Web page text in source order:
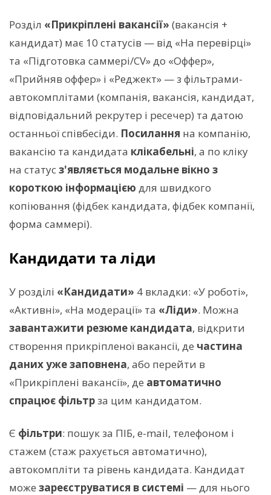
Розділ «Прикріплені вакансії» (вакансія +
кандидат) має 10 статусів — від «На перевірці»
та «Підготовка саммері/CV» до «Оффер»,
«Прийняв оффер» і «Реджект» — з фільтрами-
автокомплітами (компанія, вакансія, кандидат,
відповідальний рекрутер і ресечер) та датою
останньої співбесіди. Посилання на компанію,
вакансію та кандидата клікабельні, а по кліку
на статусз'являється модальне вікно з
короткою інформацією для швидкого
копіювання (фідбек кандидата, фідбек компанії,
форма саммері).
Кандидати та ліди
У розділі «Кандидати» 4 вкладки: «У роботі»,
«Активні», «На модерації» та «Ліди». Можна
завантажити резюме кандидата, відкрити
створення прикріпленої вакансії, де частина
даних уже заповнена, або перейти в
«Прикріплені вакансії», де автоматично
спрацює фільтрза цим кандидатом.
Є фільтри: пошук за ПІБ, e-mail, телефоном і
стажем (стаж рахується автоматично),
автокомпліти та рівень кандидата. Кандидат
може зареєструватися в системі — для нього